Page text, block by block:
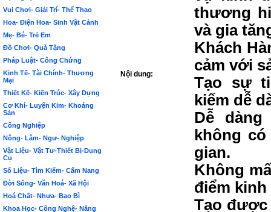
Vui Chơi- Giải Trí- Thể Thao
Hoa- Điện Hoa- Sinh Vật Cảnh
Mẹ- Bé- Trẻ Em
Đồ Chơi- Quà Tặng
Pháp Luật- Công Chứng
Kinh Tế- Tài Chính- Thương
Mại
Thiết Kế- Kiến Trúc- Xây Dựng
Cơ Khí- Luyện Kim- Khoáng
Sản
Công Nghiệp
Nông- Lâm- Ngư- Nghiệp
Vật Liệu- Vật Tư-Thiết Bị-Dụng
Cụ
Số Liệu- Tìm Kiếm- Cẩm Nang
Đời Sống- Văn Hoá- Xã Hội
Hoá Chất- Nhựa- Bao Bì
Khoa Học- Công Nghệ- Năng
Nội dung:
thương
và gia
Khách
cảm với
Tạo sự
kiếm dễ
Dễ
không
gian.
Không
điểm kinh
Tạo được